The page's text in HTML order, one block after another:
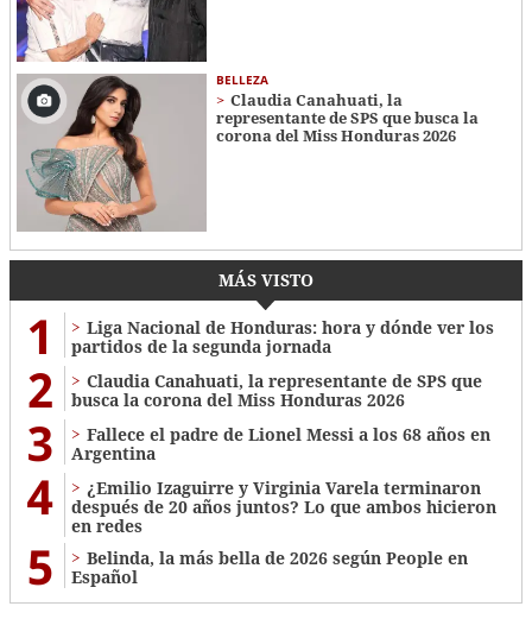
BELLEZA
Claudia Canahuati, la
representante de SPS que busca la
corona del Miss Honduras 2026
MÁS VISTO
1
Liga Nacional de Honduras: hora y dónde ver los
partidos de la segunda jornada
2
Claudia Canahuati, la representante de SPS que
busca la corona del Miss Honduras 2026
3
Fallece el padre de Lionel Messi a los 68 años en
Argentina
4
¿Emilio Izaguirre y Virginia Varela terminaron
después de 20 años juntos? Lo que ambos hicieron
en redes
5
Belinda, la más bella de 2026 según People en
Español